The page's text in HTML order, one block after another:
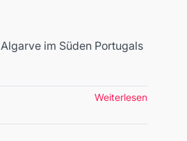
im Süden Portugals
Weiterlesen